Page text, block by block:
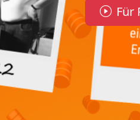
Für